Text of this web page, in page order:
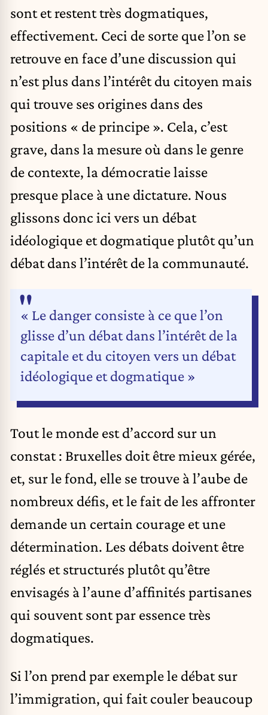
sont et restent très dogmatiques,
effectivement. Ceci de sorte que l’on se
retrouve en face d’une discussion qui
n’est plus dans l’intérêt du citoyen mais
qui trouve ses origines dans des
positions « de principe ». Cela, c’est
grave, dans la mesure où dans le genre
de contexte, la démocratie laisse
presque place à une dictature. Nous
glissons donc ici vers un débat
idéologique et dogmatique plutôt qu’un
débat dans l’intérêt de la communauté.
« Le danger consiste à ce que l’on
glisse d’un débat dans l’intérêt de la
capitale et du citoyen vers un débat
idéologique et dogmatique »
Tout le monde est d’accord sur un
constat : Bruxelles doit être mieux gérée,
et, sur le fond, elle se trouve à l’aube de
nombreux défis, et le fait de les affronter
demande un certain courage et une
détermination. Les débats doivent être
réglés et structurés plutôt qu’être
envisagés à l’aune d’affinités partisanes
qui souvent sont par essence très
dogmatiques.
Si l’on prend par exemple le débat sur
l’immigration, qui fait couler beaucoup